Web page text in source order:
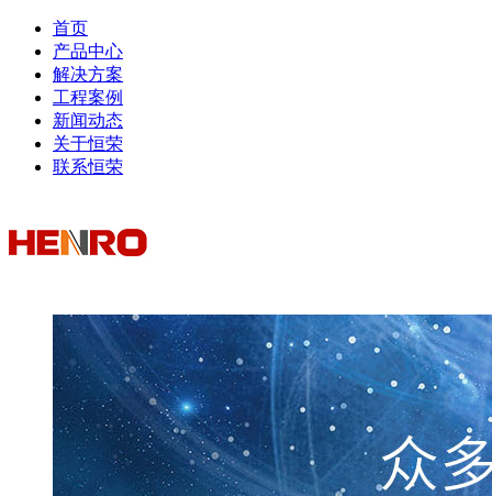
首页
产品中心
解决方案
工程案例
新闻动态
关于恒荣
联系恒荣